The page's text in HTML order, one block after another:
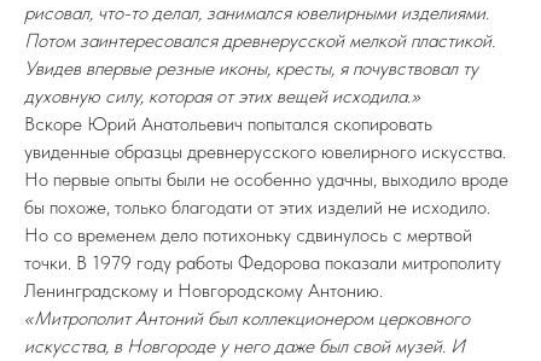
рисовал, что-то делал, занимался ювелирными изделиями.
Потом заинтересовался древнерусской мелкой пластикой.
Увидев впервые резные иконы, кресты, я почувствовал ту
духовную силу, которая от этих вещей исходила.»
Вскоре Юрий Анатольевич попытался скопировать
увиденные образцы древнерусского ювелирного искусства.
Но первые опыты были не особенно удачны, выходило вроде
бы похоже, только благодати от этих изделий не исходило.
Но со временем дело потихоньку сдвинулось с мертвой
точки. В 1979 году работы Федорова показали митрополиту
Ленинградскому и Новгородскому Антонию.
«Митрополит Антоний был коллекционером церковного
искусства, в Новгороде у него даже был свой музей. И